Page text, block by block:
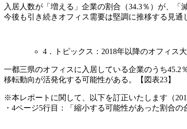
入居人数が「増える」企業の割合（34.3％）が、「
今後も引き続きオフィス需要は堅調に推移する見通
4．トピックス：2018年以降のオフィス
一都三県のオフィスに入居している企業のうち
移転動向が活発化する可能性がある。【図表23】
※本レポートに関して、以下を訂正いたします（
・4ページ5行目：「縮小する可能性があった割合